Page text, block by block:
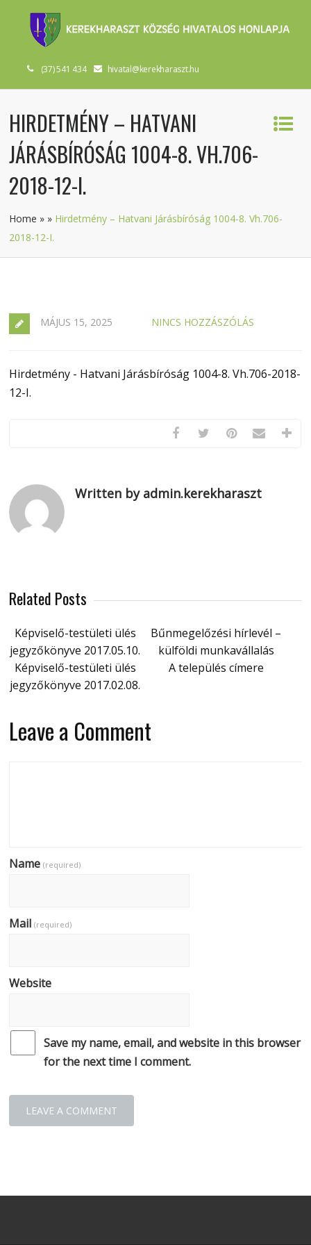
(37) 541 434 hivatal@kerekharaszt.hu
HIRDETMÉNY – HATVANI
JÁRÁSBÍRÓSÁG 1004-8. VH.706-
2018-12-I.
Home » » Hirdetmény – Hatvani Járásbíróság 1004-8. Vh.706-
2018-12-I.
MÁJUS 15, 2025 NINCS HOZZÁSZÓLÁS
Hirdetmény - Hatvani Járásbíróság 1004-8. Vh.706-2018-
12-I.
Written by admin.kerekharaszt
Related Posts
Képviselő-testületi ülés
jegyzőkönyve 2017.05.10.
Bűnmegelőzési hírlevél –
külföldi munkavállalás
Képviselő-testületi ülés
jegyzőkönyve 2017.02.08.
A település címere
Leave a Comment
Name(required)
Mail(required)
Website
Save my name, email, and website in this browser
for the next time I comment.